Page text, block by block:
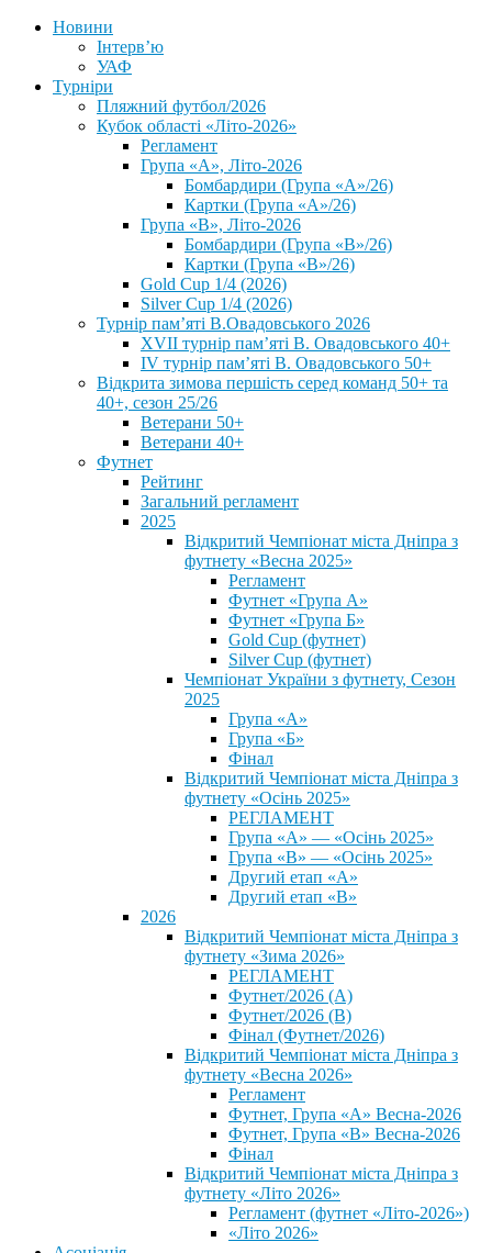
Новини
Інтерв’ю
УАФ
Турніри
Пляжний футбол/2026
Кубок області «Літо-2026»
Регламент
Група «А», Літо-2026
Бомбардири (Група «А»/26)
Картки (Група «А»/26)
Група «В», Літо-2026
Бомбардири (Група «В»/26)
Картки (Група «В»/26)
Gold Cup 1/4 (2026)
Silver Cup 1/4 (2026)
Турнір пам’яті В.Овадовського 2026
XVII турнір пам’яті В. Овадовського 40+
IV турнір пам’яті В. Овадовського 50+
Відкрита зимова першість серед команд 50+ та
40+, сезон 25/26
Ветерани 50+
Ветерани 40+
Футнет
Рейтинг
Загальний регламент
2025
Відкритий Чемпіонат міста Дніпра з
футнету «Весна 2025»
Регламент
Футнет «Група А»
Футнет «Група Б»
Gold Cup (футнет)
Silver Cup (футнет)
Чемпіонат України з футнету, Сезон
2025
Група «А»
Група «Б»
Фінал
Відкритий Чемпіонат міста Дніпра з
футнету «Осінь 2025»
РЕГЛАМЕНТ
Група «А» — «Осінь 2025»
Група «В» — «Осінь 2025»
Другий етап «А»
Другий етап «В»
2026
Відкритий Чемпіонат міста Дніпра з
футнету «Зима 2026»
РЕГЛАМЕНТ
Футнет/2026 (А)
Футнет/2026 (В)
Фінал (Футнет/2026)
Відкритий Чемпіонат міста Дніпра з
футнету «Весна 2026»
Регламент
Футнет, Група «А» Весна-2026
Футнет, Група «В» Весна-2026
Фінал
Відкритий Чемпіонат міста Дніпра з
футнету «Літо 2026»
Регламент (футнет «Літо-2026»)
«Літо 2026»